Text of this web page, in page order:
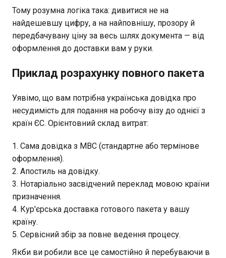
Тому розумна логіка така: дивитися не на
найдешевшу цифру, а на найповнішу, прозору й
передбачувану ціну за весь шлях документа — від
оформлення до доставки вам у руки.
Приклад розрахунку повного пакета
Уявімо, що вам потрібна українська довідка про
несудимість для подання на робочу візу до однієї з
країн ЄС. Орієнтовний склад витрат:
Сама довідка з МВС (стандартне або термінове
оформлення).
Апостиль на довідку.
Нотаріально засвідчений переклад мовою країни
призначення.
Кур'єрська доставка готового пакета у вашу
країну.
Сервісний збір за повне ведення процесу.
Якби ви робили все це самостійно й перебуваючи в